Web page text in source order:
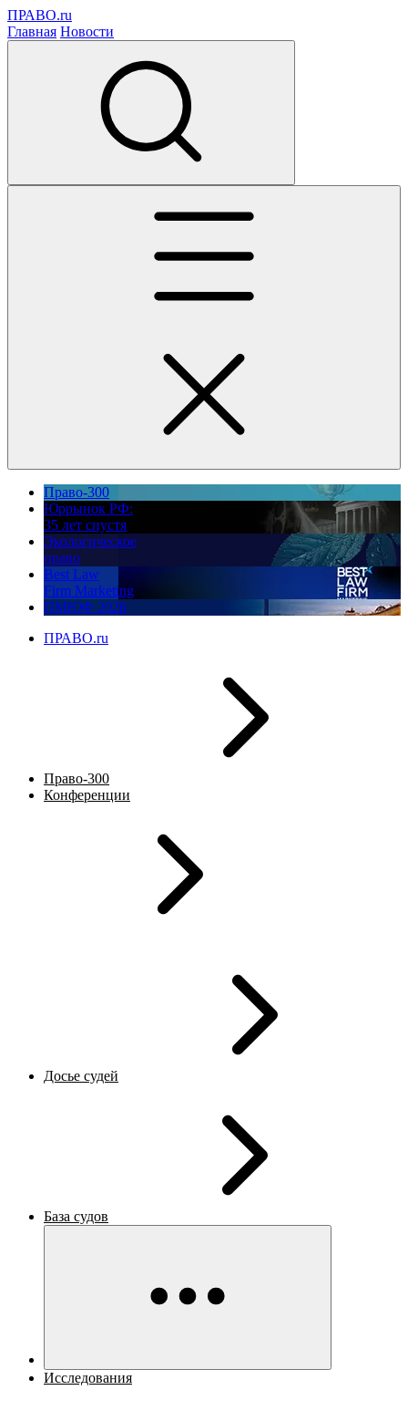
ПРАВО.ru
Главная Новости
Право-300
Юррынок РФ:
35 лет спустя
Экологическое
право
Best Law
Firm Marketing
ПМЮФ 2026
ПРАВО.ru
Право-300
Конференции
Досье судей
База судов
Исследования